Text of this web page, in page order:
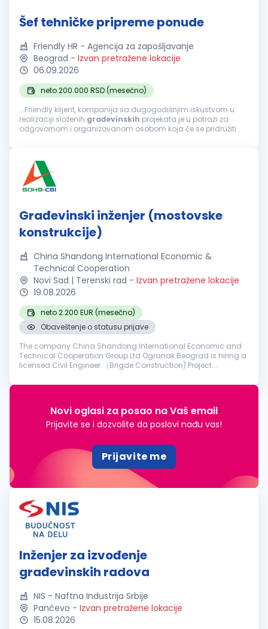
Šef tehničke pripreme ponude
Friendly HR - Agencija za zapošljavanje
Beograd - Izvan pretražene lokacije
06.09.2026
neto 200.000 RSD (mesečno)
...Friendly klijent, kompanija sa dugogodišnjim iskustvom u
realizaciji složenih građevinskih projekata je u potrazi za
odgovornom i organizovanom osobom koja će se pridružiti
Građevinski inženjer (mostovske
konstrukcije)
China Shandong International Economic &
Technical Cooperation
Novi Sad | Terenski rad - Izvan pretražene lokacije
19.08.2026
neto 2.200 EUR (mesečno)
Obaveštenje o statusu prijave
The company China Shandong International Economic and
Technical Cooperation Group Ltd Ogranak Beograd is hiring a
licensed Civil Engineer.（Brigde Construction) Project:
Requirements: The ca...
Novi oglasi za posao na Vaš email
Prijavite se i dozvolite da poslovi nađu vas!
Prijavite me
Inženjer za izvođenje
građevinskih radova
NIS - Naftna Industrija Srbije
Pančevo - Izvan pretražene lokacije
15.08.2026